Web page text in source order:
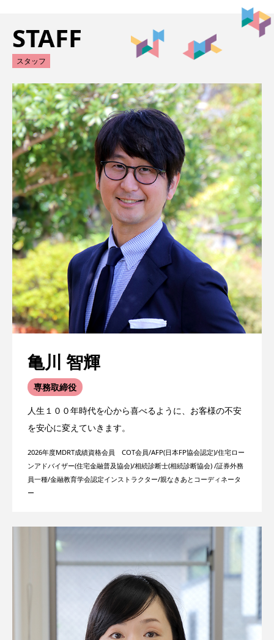
STAFF
スタッフ
亀川 智輝
専務取締役
人生１００年時代を心から喜べるように、お客様の不安
を安心に変えていきます。
2026年度MDRT成績資格会員 COT会員/AFP(日本FP協会認定)/住宅ロー
ンアドバイザー(住宅金融普及協会)/相続診断士(相続診断協会) /証券外務
員一種/金融教育学会認定インストラクター/親なきあとコーディネータ
ー